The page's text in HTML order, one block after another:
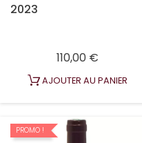
2023
110,00 €Prix
AJOUTER AU PANIER
PROMO !